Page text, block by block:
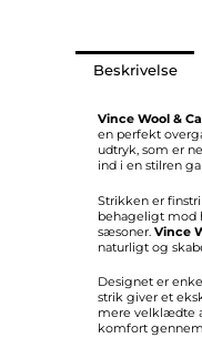
Beskrivelse
Vince Wool &
en perfekt
udtryk, som er
ind i en stilren
Strikken er
behageligt mod
sæsoner. Vince
naturligt og
Designet er
strik giver et
mere velklædte
komfort